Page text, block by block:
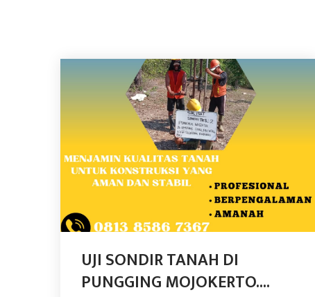
UJI SONDIR TANAH DI
PUNGGING MOJOKERTO....